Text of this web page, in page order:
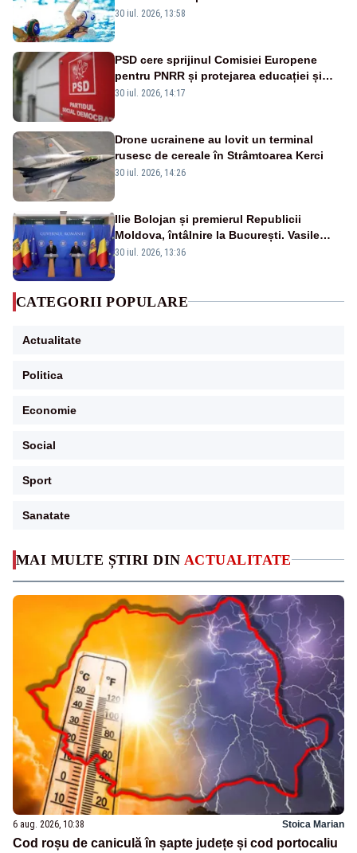
MAI MULTE ȘTIRI DIN ACTUALITATE
6 aug. 2026, 10:38 Stoica Marian
Cod roșu de caniculă în șapte județe și cod portocaliu
30 iul. 2026, 13:58
PSD cere sprijinul Comisiei Europene
pentru PNRR și protejarea educației și
sănătății
30 iul. 2026, 14:17
Drone ucrainene au lovit un terminal
rusesc de cereale în Strâmtoarea Kerci
30 iul. 2026, 14:26
Ilie Bolojan și premierul Republicii
Moldova, întâlnire la București. Vasile
Tofan, primit cu onoruri militare
30 iul. 2026, 13:36
CATEGORII POPULARE
Actualitate
Politica
Economie
Social
Sport
Sanatate